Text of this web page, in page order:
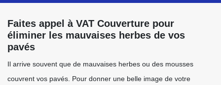
Faites appel à VAT Couverture pour
éliminer les mauvaises herbes de vos
pavés
Il arrive souvent que de mauvaises herbes ou des mousses
couvrent vos pavés. Pour donner une belle image de votre